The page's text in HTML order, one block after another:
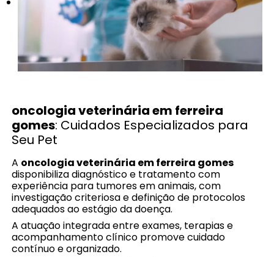
oncologia veterinária em ferreira
gomes: Cuidados Especializados para
Seu Pet
A oncologia veterinária em ferreira gomes
disponibiliza diagnóstico e tratamento com
experiência para tumores em animais, com
investigação criteriosa e definição de protocolos
adequados ao estágio da doença.
A atuação integrada entre exames, terapias e
acompanhamento clínico promove cuidado
contínuo e organizado.